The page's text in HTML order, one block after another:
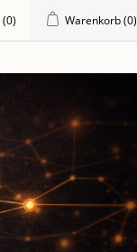
(0) Warenkorb(0)